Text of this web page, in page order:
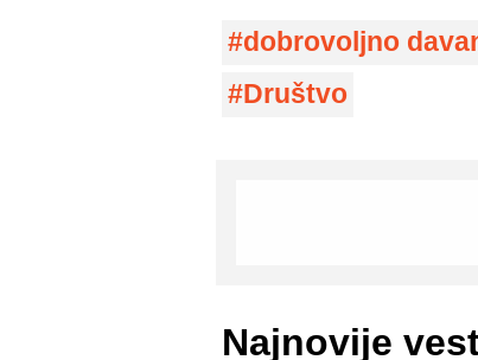
dobrovoljno
Društvo
Najnovije